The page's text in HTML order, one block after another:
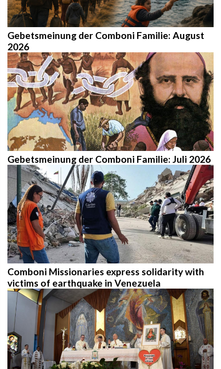
Gebetsmeinung der Comboni Familie: August
2026
Gebetsmeinung der Comboni Familie: Juli 2026
Comboni Missionaries express solidarity with
victims of earthquake in Venezuela